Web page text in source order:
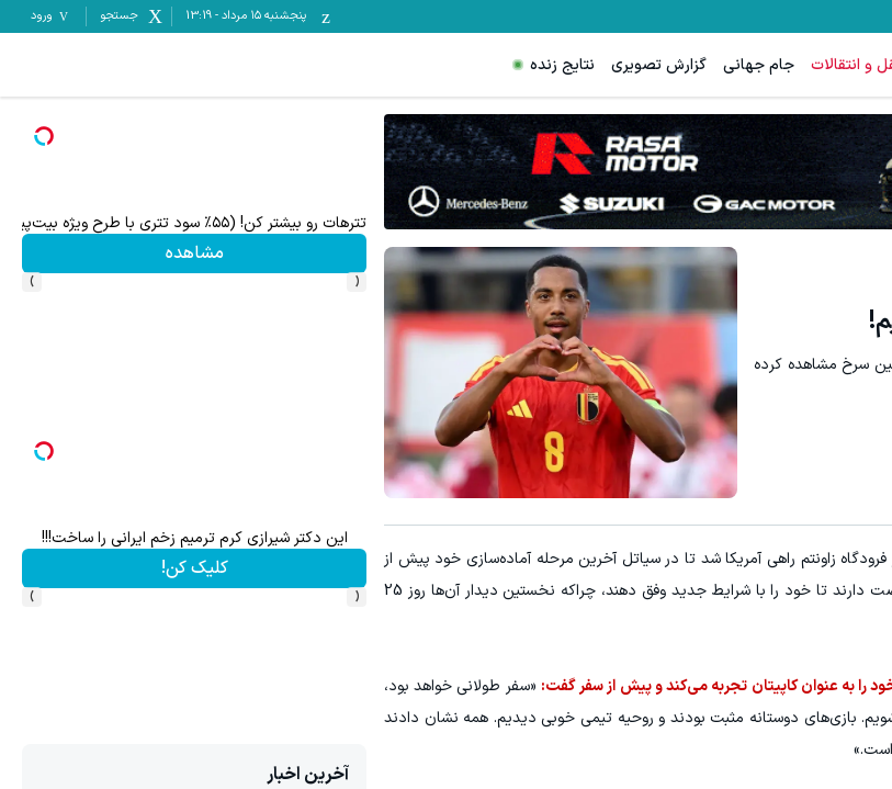
پنجشنبه ۱۵ مرداد -
13:19 جستجو ورود
و انتقالات جام جهانی گزارش تصویری نتایج زنده
سرخ مشاهده کرده
زاونتم راهی آمریکا شد تا در سیاتل آخرین مرحله آماده‌سازی خود پیش از
جام جهانی 2026 را پشت سر بگذارد. بازیکنان کمتر از یک هفته فرصت دارند تا خود را با شرایط جدید وفق دهند، چراکه نخستین دیدار آن‌ها روز 25
«سفر طولانی خواهد بود،
بازی‌های دوستانه مثبت بودند و روحیه تیمی خوبی دیدیم. همه نشان دادند
تترهات رو بیشتر کن! (۵۵٪ سود تتری با طرح ویژه بیت‌پین)
مشاهده
‹
›
این دکتر شیرازی کرم ترمیم زخم ایرانی را ساخت!!!
کلیک کن!
‹
›
آخرین اخبار